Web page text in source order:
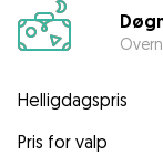
Helligdagspris
Pris for valp